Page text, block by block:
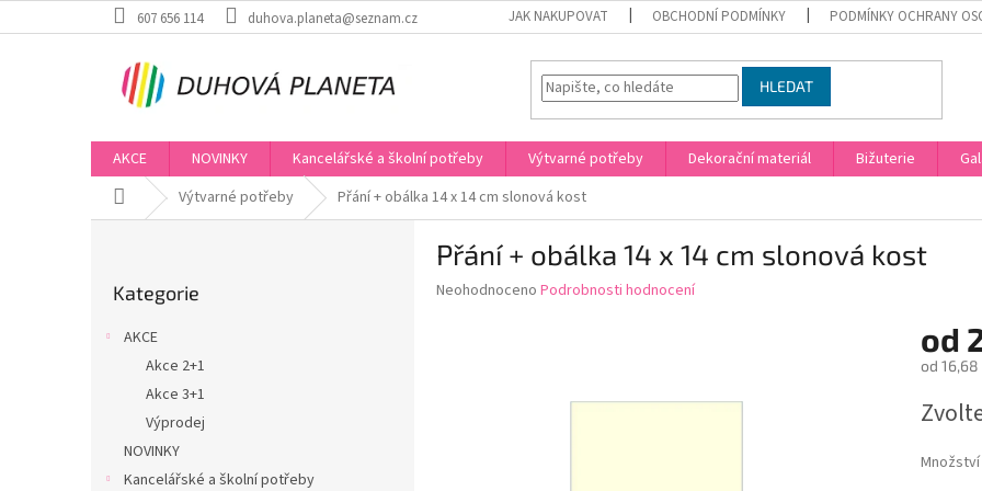
na
607 656 114 duhova.planeta@seznam.cz JAK NAKUPOVAT OBCHODNÍ PODMÍNKY PODMÍNKY OCHRANY
HLEDAT
AKCE NOVINKY Kancelářské a školní potřeby Výtvarné potřeby Dekorační materiál Bižuterie
Domů Výtvarné potřeby Přání + obálka 14 x 14 cm slonová kost
kategorie
Kategorie
AKCE
Akce 2+1
Akce 3+1
Výprodej
NOVINKY
Kancelářské a školní potřeby
Přání + obálka 14 x 14 cm slonová kost
Průměrné
Neohodnoceno Podrobnosti hodnocení
od
od 16,68
cena:
Množství